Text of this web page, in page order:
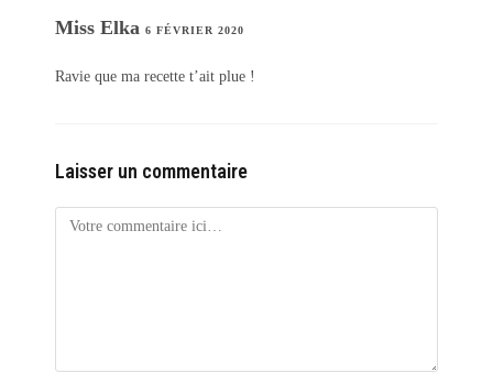
Miss Elka 6 FÉVRIER 2020
Ravie que ma recette t’ait plue !
Laisser un commentaire
Comment